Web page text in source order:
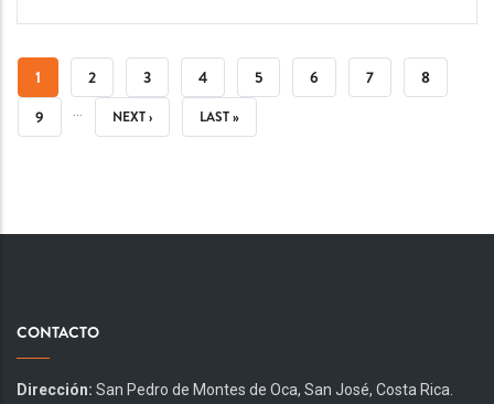
PAGINACIÓN
PÁGINA
ACTUAL
1 PÁGINA
2 PÁGINA
3 PÁGINA
4 PÁGINA
5 PÁGINA
6 PÁGINA
7 PÁGINA
8
PÁGINA
9
SIGUIENTE
NEXT ›
ÚLTIMA
LAST »
CONTACTO
Dirección: San Pedro de Montes de Oca, San José, Costa Rica.